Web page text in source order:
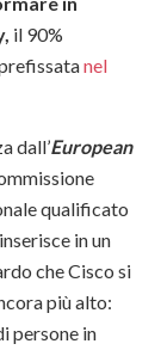
il 90%
nel
dall’European
qualificato
in un
che Cisco si
più alto:
persone in